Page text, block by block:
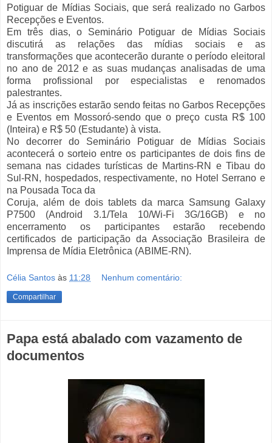
Potiguar de Mídias Sociais, que será realizado no Garbos
Recepções e Eventos.
Em três dias, o Seminário Potiguar de Mídias Sociais
discutirá as relações das mídias sociais e as
transformações que acontecerão durante o período eleitoral
no ano de 2012 e as suas mudanças analisadas de uma
forma profissional por especialistas e renomados
palestrantes.
Já as inscrições estarão sendo feitas no Garbos Recepções
e Eventos em Mossoró-sendo que o preço custa R$ 100
(Inteira) e R$ 50 (Estudante) à vista.
No decorrer do Seminário Potiguar de Mídias Sociais
acontecerá o sorteio entre os participantes de dois fins de
semana nas cidades turísticas de Martins-RN e Tibau do
Sul-RN, hospedados, respectivamente, no Hotel Serrano e
na Pousada Toca da
Coruja, além de dois tablets da marca Samsung Galaxy
P7500 (Android 3.1/Tela 10/Wi-Fi 3G/16GB) e no
encerramento os participantes estarão recebendo
certificados de participação da Associação Brasileira de
Imprensa de Mídia Eletrônica (ABIME-RN).
Célia Santos às 11:28 Nenhum comentário:
Compartilhar
Papa está abalado com vazamento de
documentos